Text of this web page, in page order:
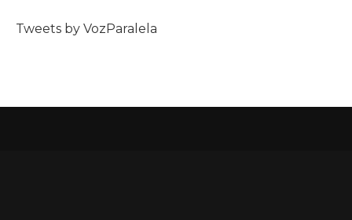
Tweets by VozParalela